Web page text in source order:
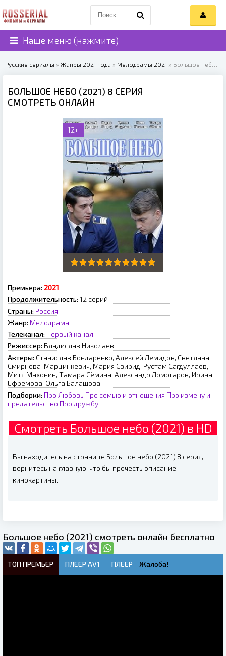
Наше меню (нажмите)
Русские сериалы » Жанры 2021 года » Мелодрамы 2021 » Большое небо (2021)
БОЛЬШОЕ НЕБО (2021) 8 СЕРИЯ
СМОТРЕТЬ ОНЛАЙН
12+
Премьера: 2021
Продолжительность: 12 серий
Страны: Россия
Жанр: Мелодрама
Телеканал: Первый канал
Режиссер: Владислав Николаев
Актеры: Станислав Бондаренко, Алексей Демидов, Светлана
Смирнова-Марцинкевич, Мария Свирид, Рустам Сагдуллаев,
Митя Махонин, Тамара Сёмина, Александр Домогаров, Ирина
Ефремова, Ольга Балашова
Подборки: Про Любовь Про семью и отношения Про измену и
предательство Про дружбу
Смотреть Большое небо (2021) в HD
Вы находитесь на странице Большое небо (2021) 8 серия,
вернитесь на главную, что бы прочесть описание
кинокартины.
Большое небо (2021) смотреть онлайн бесплатно
ТОП ПРЕМЬЕР ПЛЕЕР AV1 ПЛЕЕР Жалоба!